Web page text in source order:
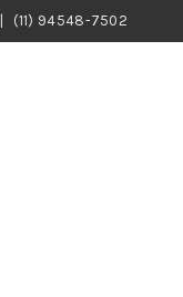
(11) 94548-7502